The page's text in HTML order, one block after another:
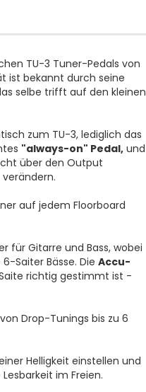
TU-3 Tuner-Pedals von
ist bekannt durch seine
selbe trifft auf den kleinen
zum TU-3, lediglich das
"always-on" Pedal,und
über den Output
auf jedem Floorboard
für Gitarre und Bass, wobei
Saiter Bässe. Die Accu-
richtig gestimmt ist -
Drop-Tunings bis zu 6
Helligkeit einstellen und
im Freien.